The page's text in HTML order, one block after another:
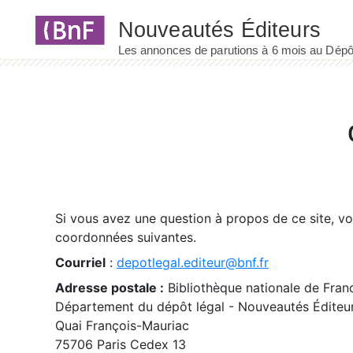
Si vous avez une question à propos de ce site,
coordonnées suivantes.
Courriel : depotlegal.editeur@bnf.fr
Adresse postale : Bibliothèque nationale de
Département du dépôt légal - Nouveautés
Quai François-Mauriac
75706 Paris Cedex 13